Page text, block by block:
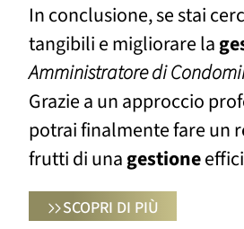
In conclusione, se stai
tangibili e migliorare la
Amministratore di
Grazie a un approccio
potrai finalmente fare un
frutti di unagestione
SCOPRI DI PIÙ